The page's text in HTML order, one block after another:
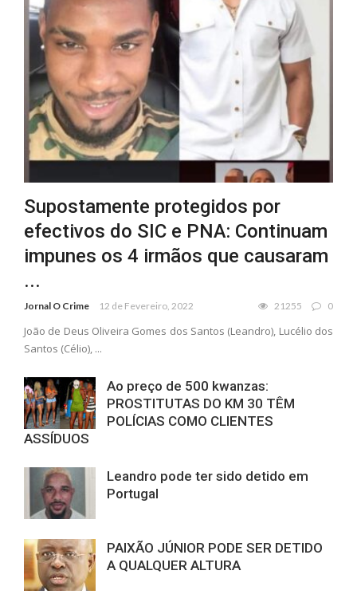
Supostamente protegidos por
efectivos do SIC e PNA: Continuam
impunes os 4 irmãos que causaram
...
Jornal O Crime 12 de Fevereiro, 2022 21255 0
João de Deus Oliveira Gomes dos Santos (Leandro), Lucélio dos
Santos (Célio), ...
Ao preço de 500 kwanzas:
PROSTITUTAS DO KM 30 TÊM
POLÍCIAS COMO CLIENTES
ASSÍDUOS
Leandro pode ter sido detido em
Portugal
PAIXÃO JÚNIOR PODE SER DETIDO
A QUALQUER ALTURA